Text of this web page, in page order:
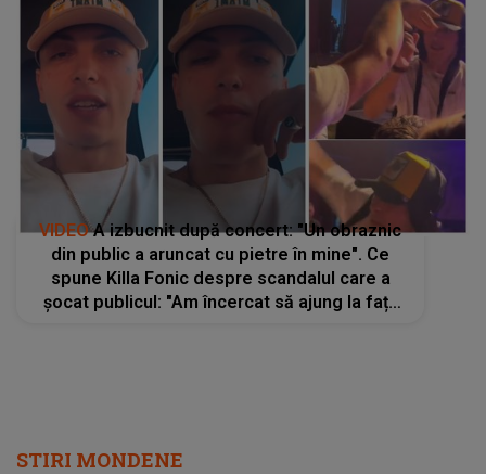
VIDEOA izbucnit după concert: "Un obraznic
din public a aruncat cu pietre în mine". Ce
spune Killa Fonic despre scandalul care a
șocat publicul: "Am încercat să ajung la fața
STIRI MONDENE